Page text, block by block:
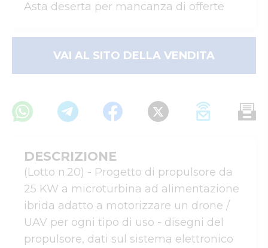
Asta deserta per mancanza di offerte
VAI AL SITO DELLA VENDITA
DESCRIZIONE
(Lotto n.20) - Progetto di propulsore da
25 KW a microturbina ad alimentazione
ibrida adatto a motorizzare un drone /
UAV per ogni tipo di uso - disegni del
propulsore, dati sul sistema elettronico